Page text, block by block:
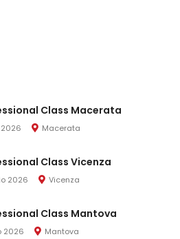
Class Macerata
2026 Macerata
Class Vicenza
2026 Vicenza
Class Mantova
2026 Mantova